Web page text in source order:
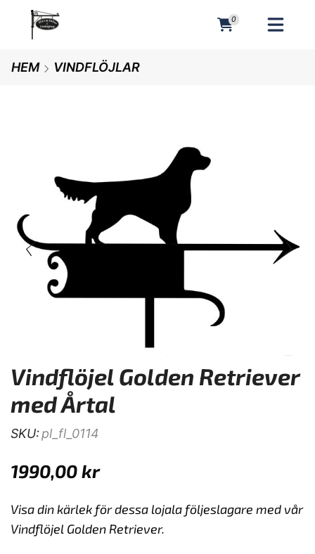
0
HEM VINDFLÖJLAR
Vindflöjel Golden Retriever
med Årtal
SKU:pl_fl_0114
1990,00kr
Visa din kärlek för dessa lojala följeslagare med vår
Vindflöjel Golden Retriever.